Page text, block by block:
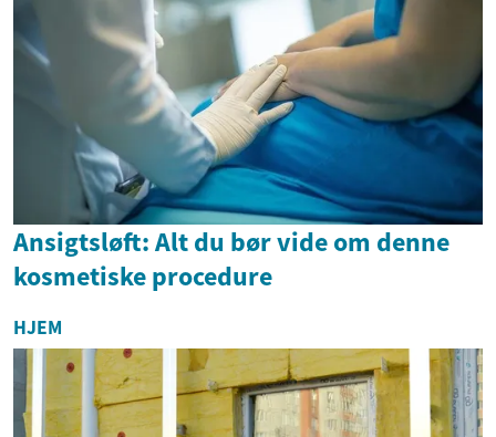
Ansigtsløft: Alt du bør vide om denne
kosmetiske procedure
HJEM